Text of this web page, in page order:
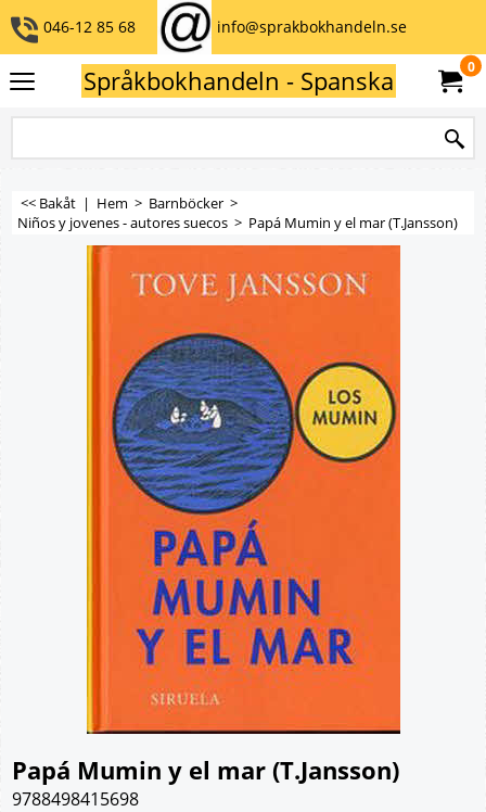
046-12 85 68 info@sprakbokhandeln.se
Språkbokhandeln - Spanska 0
<< Bakåt | Hem > Barnböcker >
Niños y jovenes - autores suecos > Papá Mumin y el mar (T.Jansson)
Papá Mumin y el mar (T.Jansson)
9788498415698